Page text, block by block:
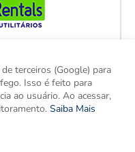
terceiros (Google) para
Isso é feito para
ao usuário. Ao acessar,
Saiba Mais